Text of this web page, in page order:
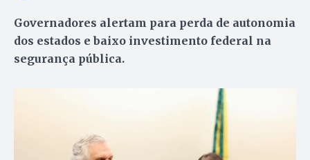
Governadores alertam para perda de autonomia
dos estados e baixo investimento federal na
segurança pública.